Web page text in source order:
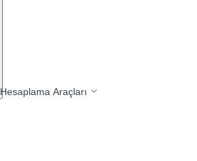
Hesaplama Araçları